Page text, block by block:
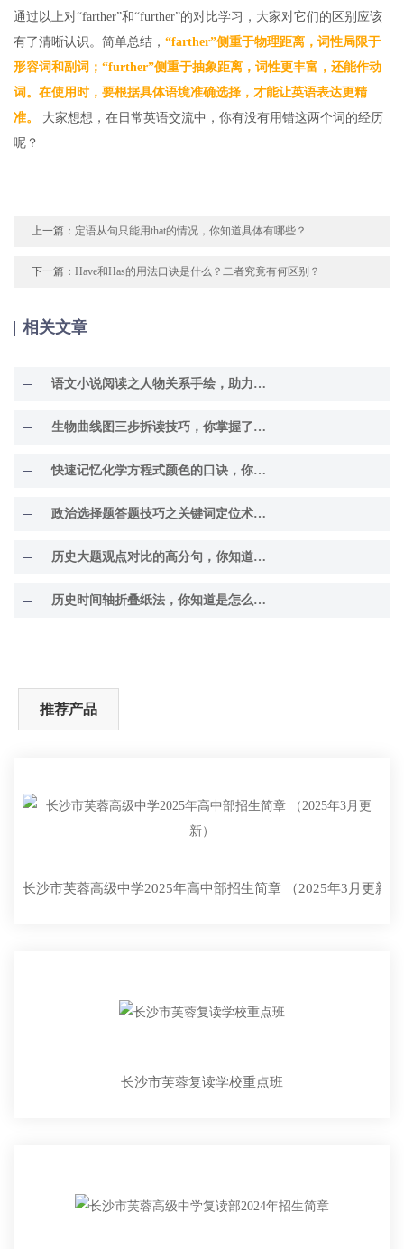
通过以上对“farther”和“further”的对比学习，大家对它们的区别应该
有了清晰认识。简单总结，“farther”侧重于物理距离，词性局限于
形容词和副词；“further”侧重于抽象距离，词性更丰富，还能作动
词。在使用时，要根据具体语境准确选择，才能让英语表达更精
准。
大家想想，在日常英语交流中，你有没有用错这两个词的经历
呢？
上一篇： 定语从句只能用that的情况，你知道具体有哪些？
下一篇：Have和Has的用法口诀是什么？二者究竟有何区别？
相关文章
语文小说阅读之人物关系手绘，助力理解故事精髓
生物曲线图三步拆读技巧，你掌握了吗？
快速记忆化学方程式颜色的口诀，你知道吗？
政治选择题答题技巧之关键词定位术，你掌握了吗？
历史大题观点对比的高分句，你知道几个？
历史时间轴折叠纸法，你知道是怎么回事吗？
推荐产品
长沙市芙蓉高级中学2025年高中部招生简章 （2025年3月更新）
长沙市芙蓉复读学校重点班